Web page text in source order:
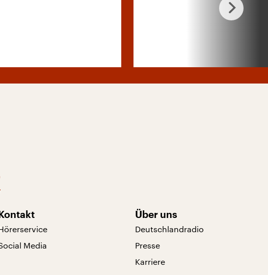
Kontakt
Media
Über uns
Deutschlandradio
Presse
Karriere